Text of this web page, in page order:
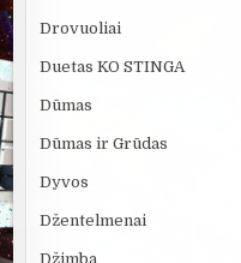
Drovuoliai
Duetas KO STINGA
Dūmas
Dūmas ir Grūdas
Dyvos
Džentelmenai
Džimba